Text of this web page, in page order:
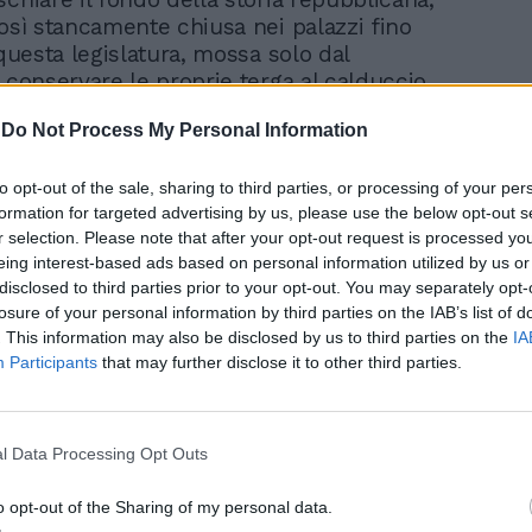
Do Not Process My Personal Information
opt-out of the sale, sharing to third parties, or processing of your
for targeted advertising by us, please use the below opt-out
selection. Please note that after your opt-out request is processed
interest-based ads based on personal information utilized by us
to third parties prior to your opt-out. You may separately
of your personal information by third parties on the IAB’s list of
This information may also be disclosed by us to third parties on the
Participants that may further disclose it to other third parties.
Data Processing Opt Outs
opt-out of the Sharing of my personal data.
stancamente chiusa nei palazzi fino
legislatura, mossa solo dal
le proprie terga al calduccio
5 stelle? Nulla. Ognuno si è fatto le lodi da
ha parlato dei problemi drammatici
affrontando se non per fare qualche
e logoro agli «eroi del coronavirus», che
fa comodo (medici e infermieri),
che li violentano per farne uso
qualche like, hanno fatto
ancora una volta senza armi, senza uno
interni al Movimento, i soli in
un po’: due mandati sì/ due mandati
sì/ Rousseau no, guida collegiale